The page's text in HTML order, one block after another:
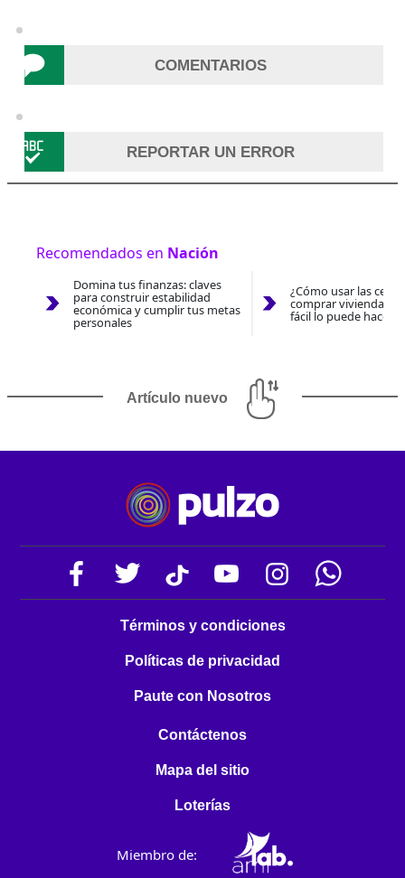
COMENTARIOS
REPORTAR UN ERROR
Recomendados en Nación
Domina tus finanzas: claves
para construir estabilidad
económica y cumplir tus metas
personales
¿Cómo usar las
comprar vivienda
fácil lo puede hacer
Artículo nuevo
Términos y condiciones
Políticas de privacidad
Paute con Nosotros
Contáctenos
Mapa del sitio
Loterías
Miembro de: